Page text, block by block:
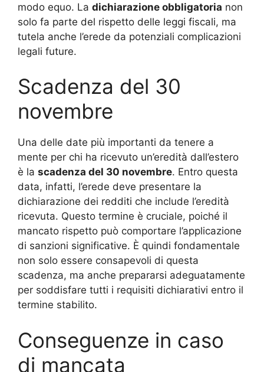
modo equo. La dichiarazione obbligatoria non
solo fa parte del rispetto delle leggi fiscali, ma
tutela anche l’erede da potenziali complicazioni
legali future.
Scadenza del 30
novembre
Una delle date più importanti da tenere a
mente per chi ha ricevuto un’eredità dall’estero
è la scadenza del 30 novembre. Entro questa
data, infatti, l’erede deve presentare la
dichiarazione dei redditi che include l’eredità
ricevuta. Questo termine è cruciale, poiché il
mancato rispetto può comportare l’applicazione
di sanzioni significative. È quindi fondamentale
non solo essere consapevoli di questa
scadenza, ma anche prepararsi adeguatamente
per soddisfare tutti i requisiti dichiarativi entro il
termine stabilito.
Conseguenze in caso
di mancata